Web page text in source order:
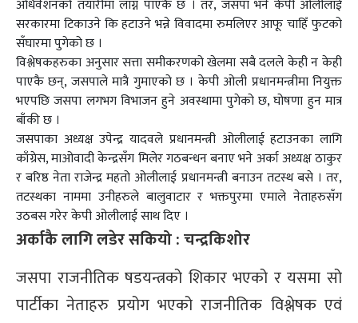
अधिवेशनको तयारीमा लाग्न पाएकै छ । तर, जसपा भने केपी ओलीलाई
सरकारमा टिकाउने कि हटाउने भन्ने विवादमा रुमलिएर आफू चाहिँ फुटको
सँघारमा पुगेको छ ।
विश्लेषकहरुका अनुसार सत्ता समीकरणको खेलमा सबै दलले केही न केही
पाएकै छन्, जसपाले मात्रै गुमाएको छ । केपी ओली प्रधानमन्त्रीमा नियुक्त
भएपछि जसपा लगभग विभाजन हुने अवस्थामा पुगेको छ, घोषणा हुन मात्र
बाँकी छ ।
जसपाका अध्यक्ष उपेन्द्र यादवले प्रधानमन्त्री ओलीलाई हटाउनका लागि
काँग्रेस, माओवादी केन्द्रसँग मिलेर गठबन्धन बनाए भने अर्का अध्यक्ष ठाकुर
र बरिष्ठ नेता राजेन्द्र महतो ओलीलाई प्रधानमन्त्री बनाउन तटस्थ बसे । तर,
तटस्थका नाममा उनीहरुले बालुवाटार र भक्तपुरमा एमाले नेताहरुसँग
उठबस गरेर केपी ओलीलाई साथ दिए ।
अर्काकै लागि लडेर सकियो : चन्द्रकिशोर
जसपा राजनीतिक षडयन्त्रको शिकार भएको र यसमा सो
पार्टीका नेताहरु प्रयोग भएको राजनीतिक विश्लेषक एवं